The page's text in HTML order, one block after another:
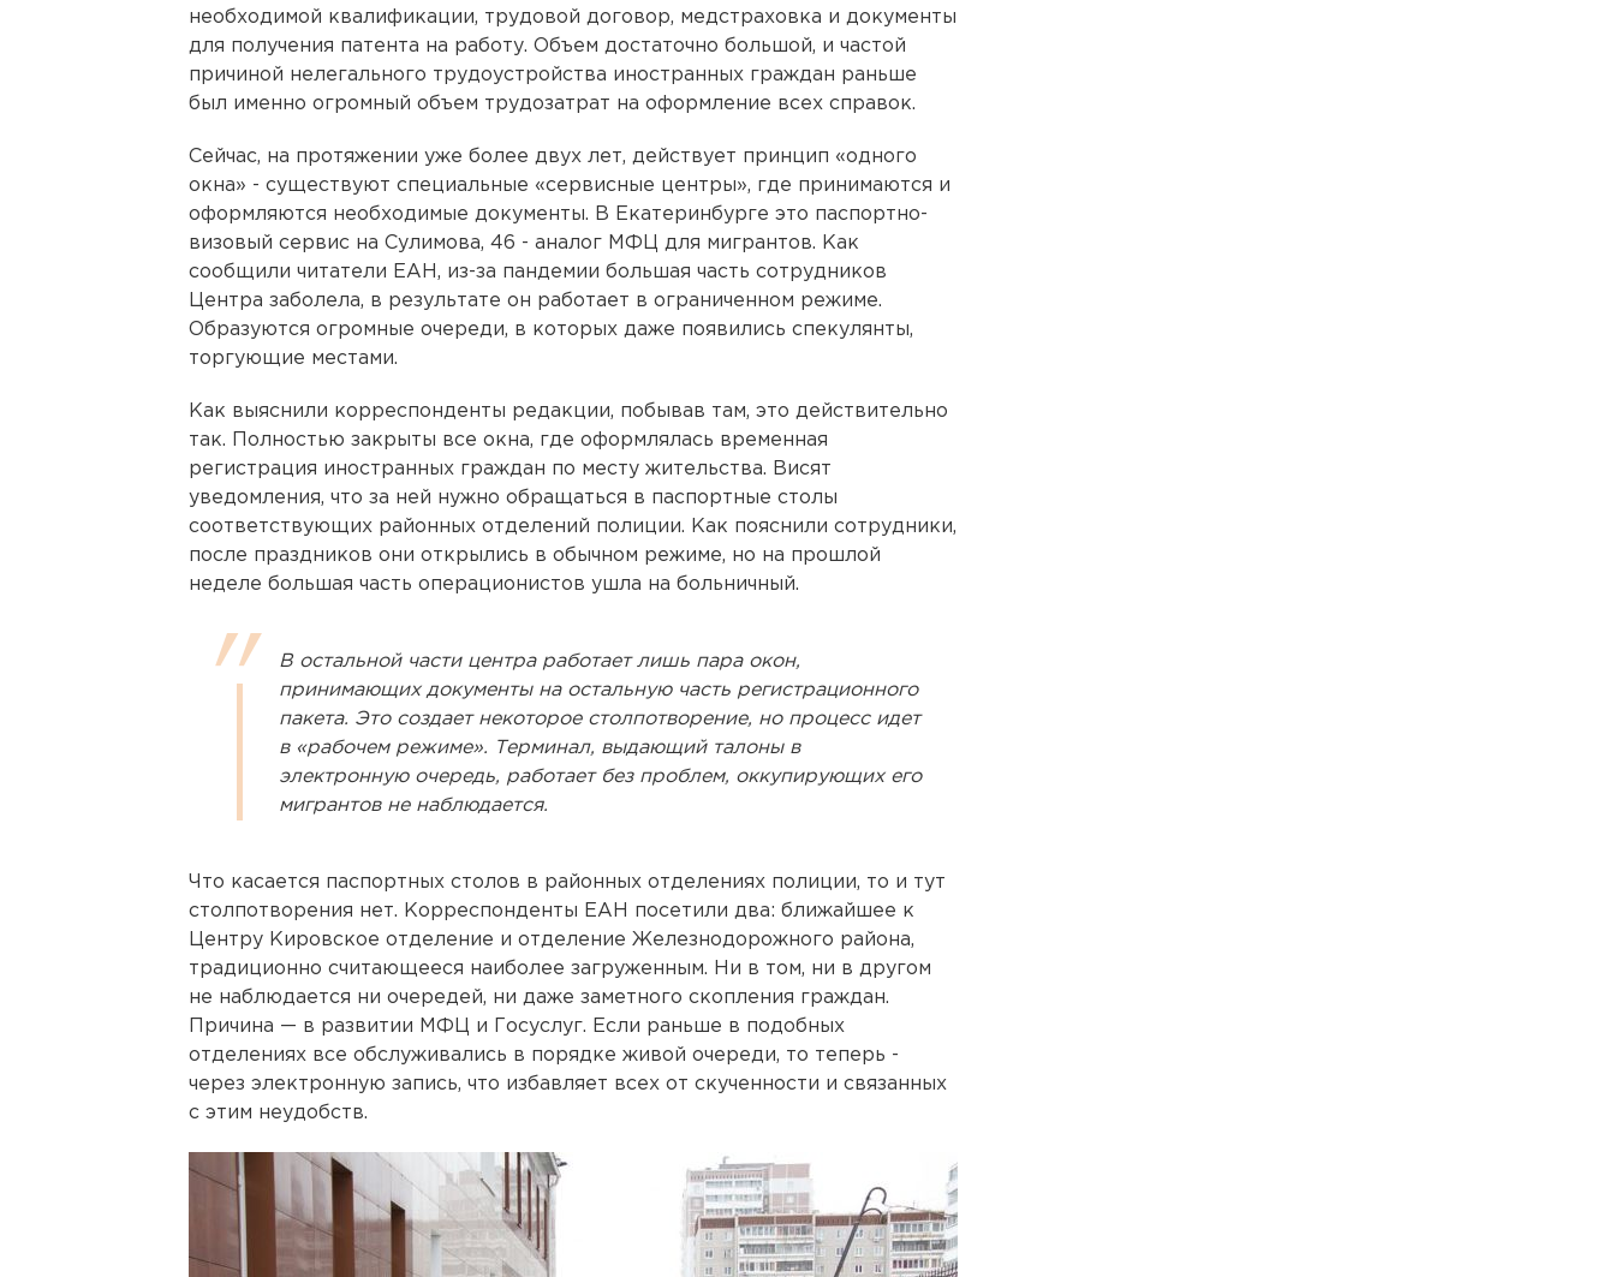
необходимой квалификации, трудовой договор, медстраховка и документы
для получения патента на работу. Объем достаточно большой, и частой
причиной нелегального трудоустройства иностранных граждан раньше
был именно огромный объем трудозатрат на оформление всех справок.
Сейчас, на протяжении уже более двух лет, действует принцип «одного
окна» - существуют специальные «сервисные центры», где принимаются и
оформляются необходимые документы. В Екатеринбурге это паспортно-
визовый сервис на Сулимова, 46 - аналог МФЦ для мигрантов. Как
сообщили читатели ЕАН, из-за пандемии большая часть сотрудников
Центра заболела, в результате он работает в ограниченном режиме.
Образуются огромные очереди, в которых даже появились спекулянты,
торгующие местами.
Как выяснили корреспонденты редакции, побывав там, это действительно
так. Полностью закрыты все окна, где оформлялась временная
регистрация иностранных граждан по месту жительства. Висят
уведомления, что за ней нужно обращаться в паспортные столы
соответствующих районных отделений полиции. Как пояснили сотрудники,
после праздников они открылись в обычном режиме, но на прошлой
неделе большая часть операционистов ушла на больничный.
В остальной части центра работает лишь пара окон,
принимающих документы на остальную часть регистрационного
пакета. Это создает некоторое столпотворение, но процесс идет
в «рабочем режиме». Терминал, выдающий талоны в
электронную очередь, работает без проблем, оккупирующих его
мигрантов не наблюдается.
Что касается паспортных столов в районных отделениях полиции, то и тут
столпотворения нет. Корреспонденты ЕАН посетили два: ближайшее к
Центру Кировское отделение и отделение Железнодорожного района,
традиционно считающееся наиболее загруженным. Ни в том, ни в другом
не наблюдается ни очередей, ни даже заметного скопления граждан.
Причина — в развитии МФЦ и Госуслуг. Если раньше в подобных
отделениях все обслуживались в порядке живой очереди, то теперь -
через электронную запись, что избавляет всех от скученности и связанных
с этим неудобств.